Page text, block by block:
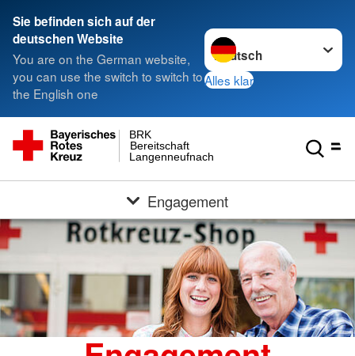
Sie befinden sich auf der
deutschen Website
You are on the German website,
you can use the switch to switch to
the English one
Sprache wechseln zu
Alles klar
Langenneufnach
Bereitschaft
BRK
Engagement